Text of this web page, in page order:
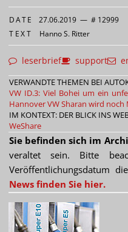
DATE 27.06.2019 — # 12999
TEXT Hanno S. Ritter
leserbrief support
VERWANDTE THEMEN BEI
VW ID.3: Viel Bohei um ein
HannoverVW Sharan wird noch
IM KONTEXT: DER BLICK INS
WeShare
Sie befinden sich im
veraltet sein. Bitte
Veröffentlichungsdatum
News finden Sie hier.